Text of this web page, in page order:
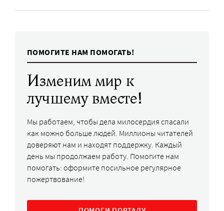
ПОМОГИТЕ НАМ ПОМОГАТЬ!
Изменим мир к
лучшему вместе!
Мы работаем, чтобы дела милосердия спасали
как можно больше людей. Миллионы читателей
доверяют нам и находят поддержку. Каждый
день мы продолжаем работу. Помогите нам
помогать: оформите посильное регулярное
пожертвование!